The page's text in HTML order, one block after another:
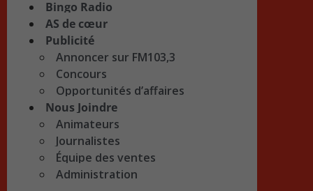
Bingo Radio
AS de cœur
Publicité
Annoncer sur FM103,3
Concours
Opportunités d’affaires
Nous Joindre
Animateurs
Journalistes
Équipe des ventes
Administration